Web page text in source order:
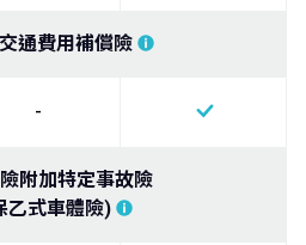
通費用補償險
-
附加特定事故險
乙式車體險)